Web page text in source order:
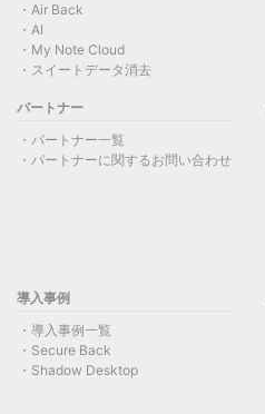
Air Back
AI
My Note Cloud
スイートデータ消去
パートナー
パートナー一覧
パートナーに関するお問い合わせ
導入事例
導入事例一覧
Secure Back
Shadow Desktop